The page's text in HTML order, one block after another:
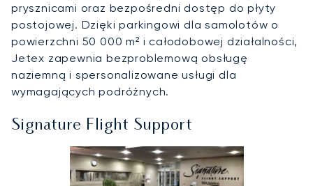
prysznicami oraz bezpośredni dostęp do płyty
postojowej. Dzięki parkingowi dla samolotów o
powierzchni 50 000 m² i całodobowej działalności,
Jetex zapewnia bezproblemową obsługę
naziemną i spersonalizowane usługi dla
wymagających podróżnych.
Signature Flight Support